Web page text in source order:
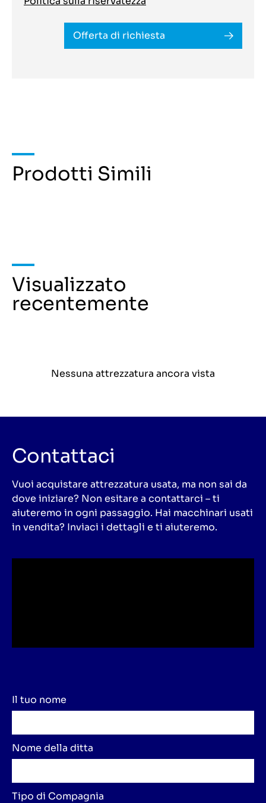
Offerta di richiesta
Prodotti Simili
Visualizzato
recentemente
Nessuna attrezzatura ancora vista
Contattaci
Vuoi acquistare attrezzatura usata, ma non sai da
dove iniziare? Non esitare a contattarci – ti
aiuteremo in ogni passaggio. Hai macchinari usati
in vendita? Inviaci i dettagli e ti aiuteremo.
Il tuo nome
Nome della ditta
Tipo di Compagnia